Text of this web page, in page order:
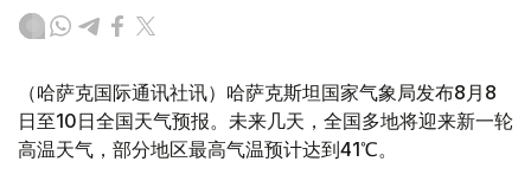
（哈萨克国际通讯社讯）哈萨克斯坦国家气象局发布8月8
日至10日全国天气预报。未来几天，全国多地将迎来新一轮
高温天气，部分地区最高气温预计达到41℃。